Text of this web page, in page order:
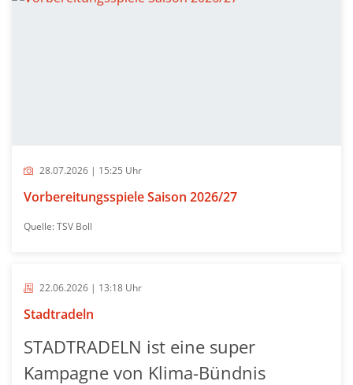
28.07.2026 | 15:25 Uhr
Vorbereitungsspiele Saison 2026/27
Quelle: TSV Boll
22.06.2026 | 13:18 Uhr
Stadtradeln
STADTRADELN ist eine super
Kampagne von Klima-Bündnis